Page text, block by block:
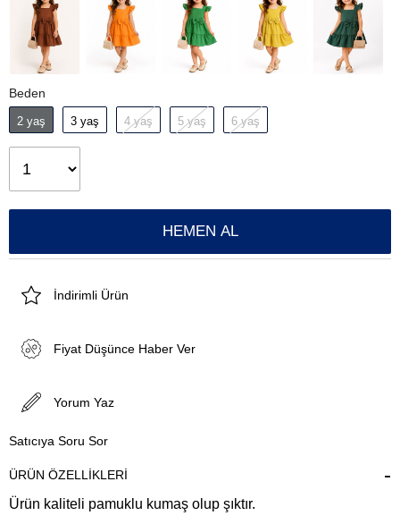
Beden
2 yaş 3 yaş 4 yaş 5 yaş 6 yaş
İndirimli Ürün
Fiyat Düşünce Haber Ver
Yorum Yaz
Satıcıya Soru Sor
ÜRÜN ÖZELLIKLERI
Ürün kaliteli pamuklu kumaş olup şıktır.